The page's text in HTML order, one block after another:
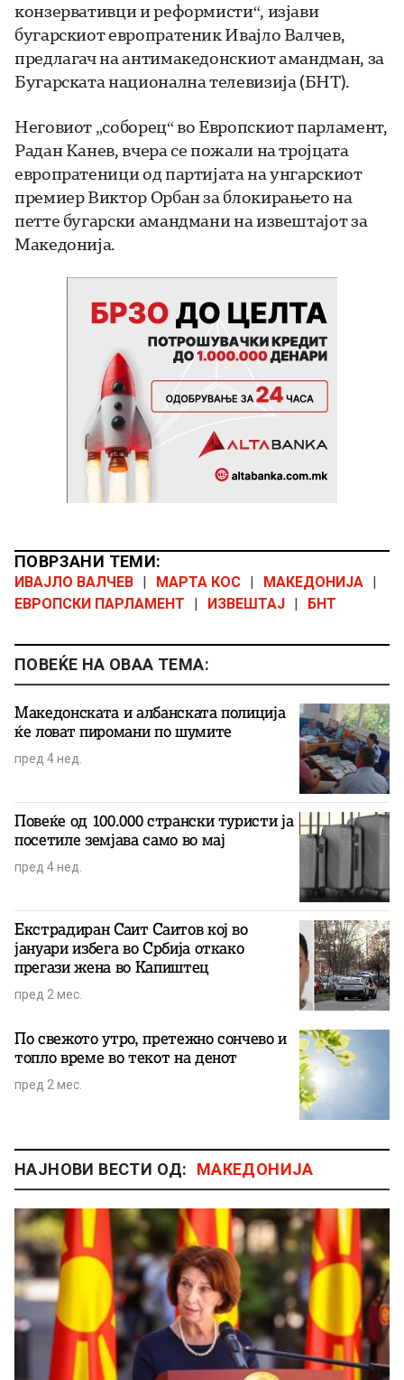
конзервативци и реформисти“, изјави
бугарскиот европратеник Ивајло Валчев,
предлагач на антимакедонскиот амандман, за
Бугарската национална телевизија (БНТ).
Неговиот „соборец“ во Европскиот парламент,
Радан Канев, вчера се пожали на тројцата
европратеници од партијата на унгарскиот
премиер Виктор Орбан за блокирањето на
петте бугарски амандмани на извештајот за
Македонија.
ПОВРЗАНИ ТЕМИ:
ИВАЈЛО ВАЛЧЕВ | МАРТА КОС | МАКЕДОНИЈА |
ЕВРОПСКИ ПАРЛАМЕНТ
| ИЗВЕШТАЈ | БНТ
ПОВЕЌЕ НА ОВАА ТЕМА:
Македонската и албанската полиција
ќе ловат пиромани по шумите
пред 4 нед.
Повеќе од 100.000 странски туристи ја
посетиле земјава само во мај
пред 4 нед.
Екстрадиран Саит Саитов кој во
јануари избега во Србија откако
прегази жена во Капиштец
пред 2 мес.
По свежото утро, претежно сончево и
топло време во текот на денот
пред 2 мес.
НАЈНОВИ ВЕСТИ ОД: МАКЕДОНИЈА